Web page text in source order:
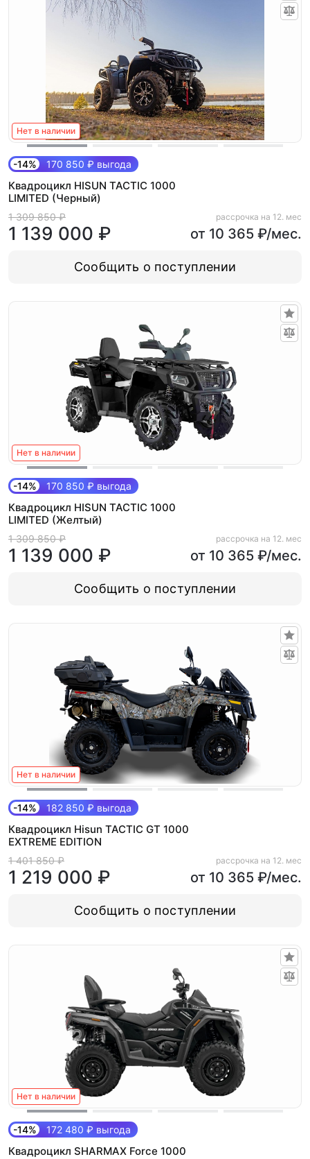
Нет в наличии
-14% 170 850 ₽ выгода
Квадроцикл HISUN TACTIC 1000
LIMITED (Черный)
1 309 850 ₽
1 139 000 ₽
рассрочка на 12. мес
от 10 365 ₽/мес.
Сообщить о поступлении
Нет в наличии
-14% 170 850 ₽ выгода
Квадроцикл HISUN TACTIC 1000
LIMITED (Желтый)
1 309 850 ₽
1 139 000 ₽
рассрочка на 12. мес
от 10 365 ₽/мес.
Сообщить о поступлении
Нет в наличии
-14% 182 850 ₽ выгода
Квадроцикл Hisun TACTIC GT 1000
EXTREME EDITION
1 401 850 ₽
1 219 000 ₽
рассрочка на 12. мес
от 10 365 ₽/мес.
Сообщить о поступлении
Нет в наличии
-14% 172 480 ₽ выгода
Квадроцикл SHARMAX Force 1000